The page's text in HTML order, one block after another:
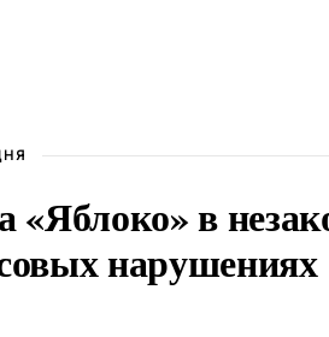
«Яблоко» в
нарушениях